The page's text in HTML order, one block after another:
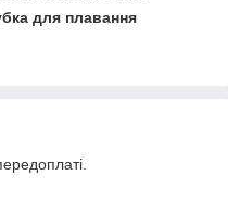
для плавання